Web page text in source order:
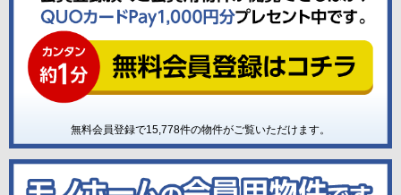
無料会員登録で15,778件の物件がご覧いただけます。